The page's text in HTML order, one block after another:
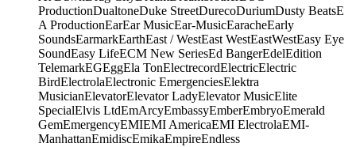
ProductionDualtoneDuke StreetDurecoDuriumDusty BeatsE
A ProductionEarEar MusicEar-MusicEaracheEarly
SoundsEarmarkEarthEast / WestEast WestEastWestEasy Eye
SoundEasy LifeECM New SeriesEd BangerEdelEdition
TelemarkEGEggEla TonElectrecordElectricElectric
BirdElectrolaElectronic EmergenciesElektra
MusicianElevatorElevator LadyElevator MusicElite
SpecialElvis LtdEmArcyEmbassyEmberEmbryoEmerald
GemEmergencyEMIEMI AmericaEMI ElectrolaEMI-
ManhattanEmidiscEmikaEmpireEndless